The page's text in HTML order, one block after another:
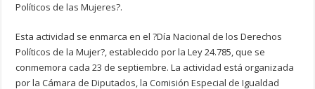
Políticos de las Mujeres?.
Esta actividad se enmarca en el ?Día Nacional de los Derechos
Políticos de la Mujer?, establecido por la Ley 24.785, que se
conmemora cada 23 de septiembre. La actividad está organizada
por la Cámara de Diputados, la Comisión Especial de Igualdad